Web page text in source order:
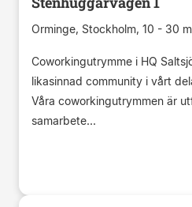
Orminge, Stockholm, 10 - 30 m
Coworkingutrymme i HQ
likasinnad community i vårt
Våra coworkingutrymmen är
samarbete...